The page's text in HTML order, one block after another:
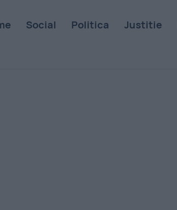
Social Politica Justitie